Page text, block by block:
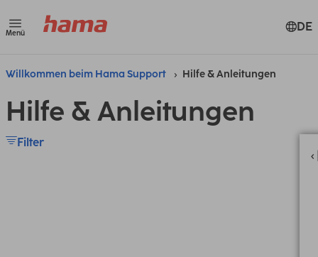
Menü DE
Willkommen beim Hama Support Hilfe & Anleitungen
Hilfe & Anleitungen
Filter